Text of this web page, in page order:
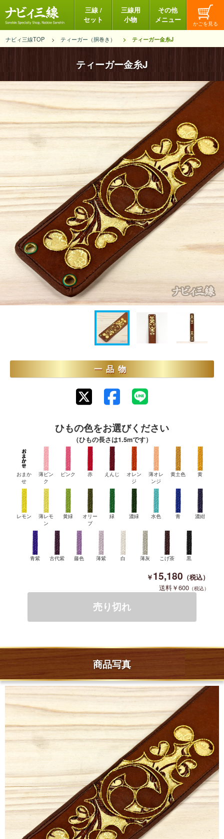
三線 /
セット
三線用
小物
その他
メニュー
ナビィ三線TOP ティーガー（胴巻き） ティーガー金糸J
ティーガー金糸J
一品物
ひもの色をお選びください
（ひもの長さは1.5mです）
おまか
せ
薄ピン
ク
ピンク 赤 えんじ
オレン
ジ
薄オレ
ンジ
黄土色 黄
レモン
薄レモ
ン
黄緑
オリー
ブ
緑 濃緑 水色 青 濃紺
青紫 古代紫 藤色 薄紫 白 薄灰 こげ茶 黒
15,180
600
商品写真